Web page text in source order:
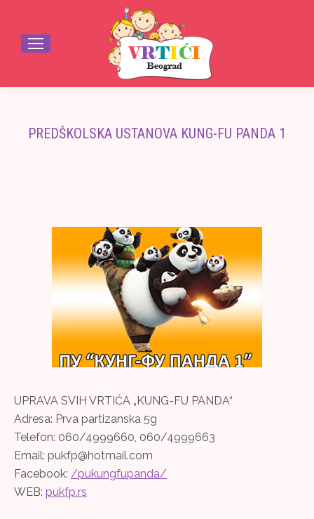
PREDŠKOLSKA USTANOVA KUNG-FU PANDA 1
UPRAVA SVIH VRTIĆA „KUNG-FU PANDA“
Adresa: Prva partizanska 5g
Telefon: 060/4999660, 060/4999663
Email: pukfp@hotmail.com
Facebook: /pukungfupanda/
WEB: pukfp.rs